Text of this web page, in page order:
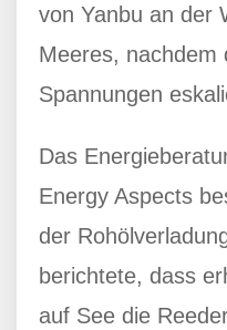
von Yanbu an der
Meeres, nachdem
Spannungen
Das
Energy Aspects
der
berichtete, dass
auf See die